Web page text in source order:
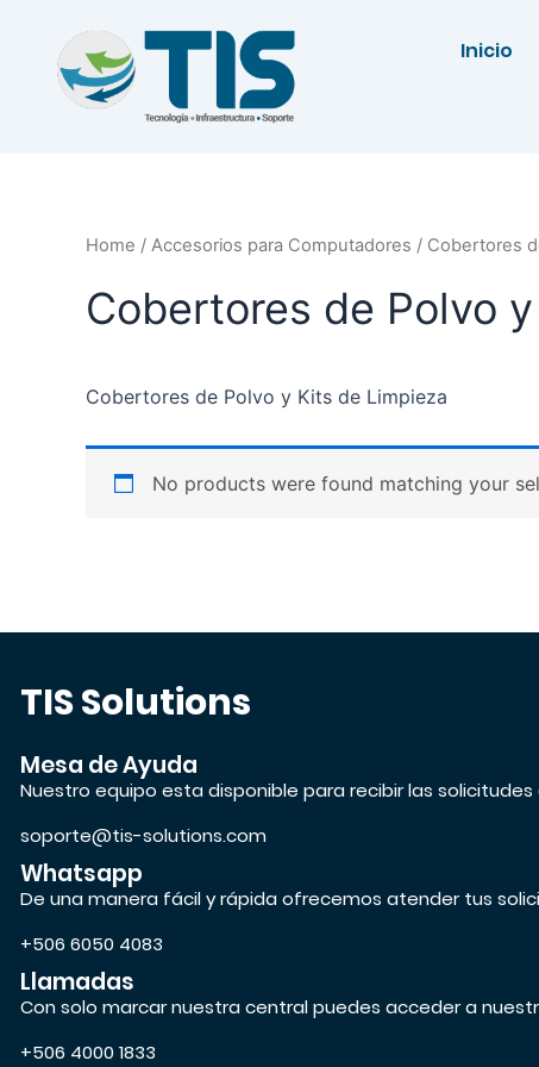
contenido
Inicio
Home / Accesorios para Computadores / Cobertores
Cobertores de Polvo
Cobertores de Polvo y Kits de Limpieza
No products were found matching your
TIS Solutions
Mesa de Ayuda
Nuestro equipo esta disponible para recibir las
soporte@tis-solutions.com
Whatsapp
De una manera fácil y rápida ofrecemos atender tus
+506 6050 4083
Llamadas
Con solo marcar nuestra central puedes acceder a
+506 4000 1833